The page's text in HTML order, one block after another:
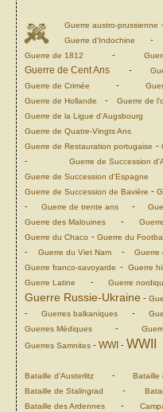
Guerre austro-prussienne
Guerre d'Indochine
Guerre de 1812 -
Guerre de Cent Ans -
Guerre de Crimée -
Guerre de Hollande - Guerre de
Guerre de la Ligue d'Augsbourg
Guerre de Quatre-Vingts Ans
Guerre de Restauration portugaise -
- Guerre de Succession
Guerre de Succession d'Espagne
Guerre de Succession de Bavière -
- Guerre de trente ans-
Guerre des Malouines -
Guerre du Chaco - Guerre du
- Guerre du Viet Nam-Guerre
Guerre franco-savoyarde - Guerre
Guerre Latine -Guerre
Guerre Russie-Ukraine -
-Guerres balkaniques -
Guerres Médiques -
Guerres Samnites - WWI - WWII
Bataille d'Austerlitz -Bataille
Bataille de Stalingrad -
Bataille des Ardennes -